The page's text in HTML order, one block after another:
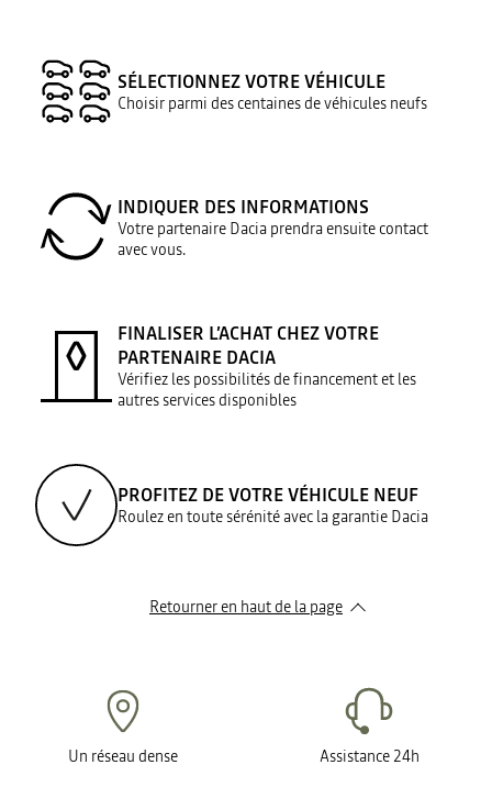
SÉLECTIONNEZ VOTRE VÉHICULE
Choisir parmi des centaines de véhicules neufs
INDIQUER DES INFORMATIONS
Votre partenaire Dacia prendra ensuite contact
avec vous.
FINALISER L’ACHAT CHEZ VOTRE
PARTENAIRE DACIA
Vérifiez les possibilités de financement et les
autres services disponibles
PROFITEZ DE VOTRE VÉHICULE NEUF
Roulez en toute sérénité avec la garantie Dacia
Retourner en haut de la page
Un réseau dense Assistance 24h